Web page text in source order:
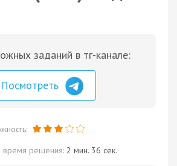
заданий в тг-канале:
Посмотреть
время решения: 2 мин. 36 сек.